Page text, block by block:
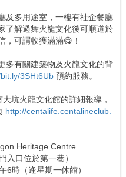
及多用途室，一樓有社企餐廳
了解過舞火龍文化後可順道於
，可謂收獲滿滿😋！
多有關建築物及火龍文化的背
3SHt6Ub 預約服務。
坑火龍文化館的詳細報導，
http://centalife.centalineclub.
Heritage Centre
入口位於第一巷）
6時（逢星期一休館）